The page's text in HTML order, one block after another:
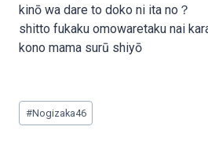
kinō wa dare to doko ni ita no？
shitto fukaku omowaretaku nai
kono mama surū shiyō
Post
Tags:
#Nogizaka46